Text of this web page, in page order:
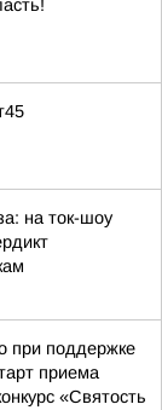
на ток-шоу
при поддержке
приема
«Святость